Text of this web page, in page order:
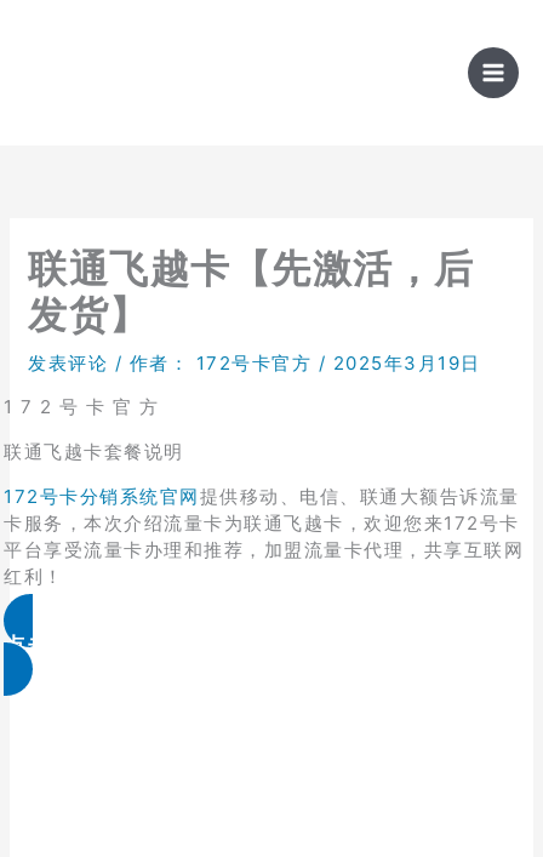
联通飞越卡【先激活，后
发货】
发表评论 / 作者： 172号卡官方 / 2025年3月19日
1 7 2 号 卡 官 方
联通飞越卡套餐说明
172号卡分销系统官网提供移动、电信、联通大额告诉流量
卡服务，本次介绍流量卡为联通飞越卡，欢迎您来172号卡
平台享受流量卡办理和推荐，加盟流量卡代理，共享互联网
红利！
点击免费领取